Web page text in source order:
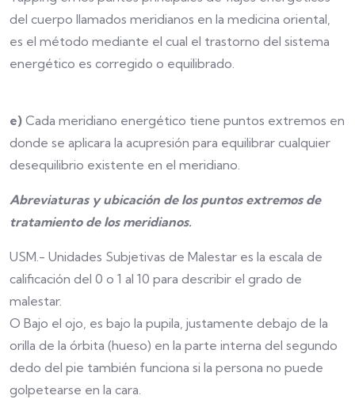
del cuerpo llamados meridianos en la medicina oriental,
es el método mediante el cual el trastorno del sistema
energético es corregido o equilibrado.
e) Cada meridiano energético tiene puntos extremos en
donde se aplicara la acupresión para equilibrar cualquier
desequilibrio existente en el meridiano.
Abreviaturas y ubicación de los puntos extremos de
tratamiento de los meridianos.
USM.- Unidades Subjetivas de Malestar es la escala de
calificación del 0 o 1 al 10 para describir el grado de
malestar.
O Bajo el ojo, es bajo la pupila, justamente debajo de la
orilla de la órbita (hueso) en la parte interna del segundo
dedo del pie también funciona si la persona no puede
golpetearse en la cara.